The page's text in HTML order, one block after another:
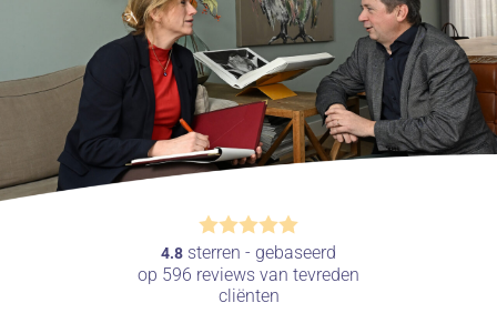
4.8 sterren - gebaseerd
op 596 reviews van tevreden
cliënten